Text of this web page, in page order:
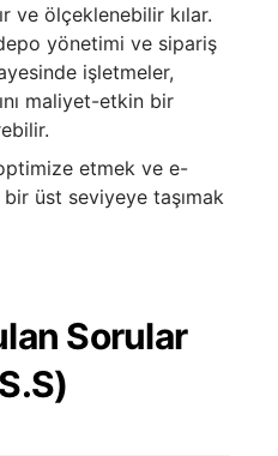
ve ölçeklenebilir kılar.
yönetimi ve sipariş
işletmeler,
maliyet-etkin bir
etmek ve e-
bir üst seviyeye taşımak
Sorular